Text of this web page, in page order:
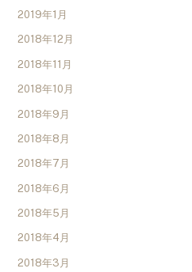
2019年1月
2018年12月
2018年11月
2018年10月
2018年9月
2018年8月
2018年7月
2018年6月
2018年5月
2018年4月
2018年3月